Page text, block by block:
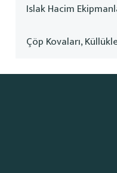
Islak Hacim
Çöp Kovaları,